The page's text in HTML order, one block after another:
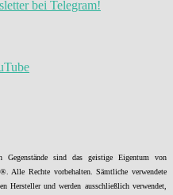
bei Telegram!
sind das geistige Eigentum von
Rechte vorbehalten. Sämtliche verwendete
Hersteller und werden ausschließlich verwendet,